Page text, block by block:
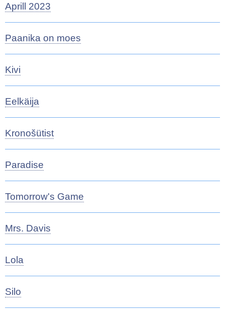
Aprill 2023
Paanika on moes
Kivi
Eelkäija
Kronošütist
Paradise
Tomorrow's Game
Mrs. Davis
Lola
Silo